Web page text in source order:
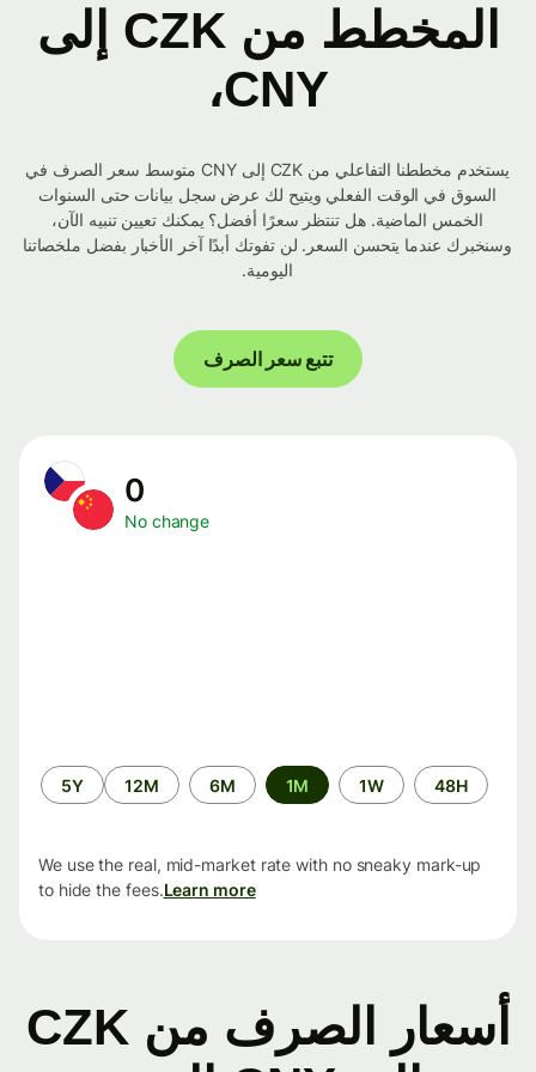
المخطط من CZK إلى
CNY،
يستخدم مخططنا التفاعلي من CZK إلى CNY متوسط ​​سعر الصرف في
السوق في الوقت الفعلي ويتيح لك عرض سجل بيانات حتى السنوات
الخمس الماضية. هل تنتظر سعرًا أفضل؟ يمكنك تعيين تنبيه الآن،
وسنخبرك عندما يتحسن السعر. لن تفوتك أبدًا آخر الأخبار بفضل ملخصاتنا
اليومية.
تتبع سعر الصرف
No change
الفترة
الزمنية
48H
1W
1M
6M
12M
5Y
We use the real, mid-market rate with no sneaky mark-up
to hide the fees.Learn more
أسعار الصرف من CZK